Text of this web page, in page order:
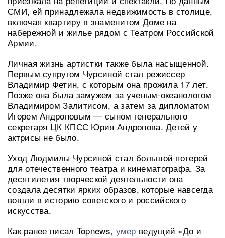
СМИ, ей принадлежала недвижимость в столице,
включая квартиру в знаменитом Доме на
набережной и жилье рядом с Театром Российской
Армии.
Личная жизнь артистки также была насыщенной.
Первым супругом Чурсиной стал режиссер
Владимир Фетин, с которым она прожила 17 лет.
Позже она была замужем за ученым-океанологом
Владимиром Залитисом, а затем за дипломатом
Игорем Андроповым — сыном генерального
секретаря ЦК КПСС Юрия Андропова. Детей у
актрисы не было.
Уход Людмилы Чурсиной стал большой потерей
для отечественного театра и кинематографа. За
десятилетия творческой деятельности она
создала десятки ярких образов, которые навсегда
вошли в историю советского и российского
искусства.
Как ранее писал Topnews, умер ведущий «До и